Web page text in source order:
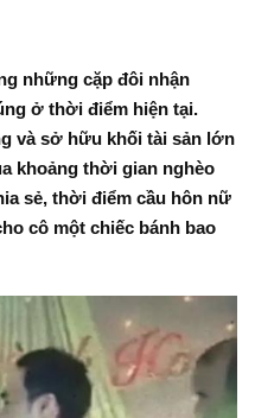
những cặp đôi nhận
ở thời điểm hiện tại.
và sở hữu khối tài sản lớn
khoảng thời gian nghèo
sẻ, thời điểm cầu hôn nữ
cô một chiếc bánh bao